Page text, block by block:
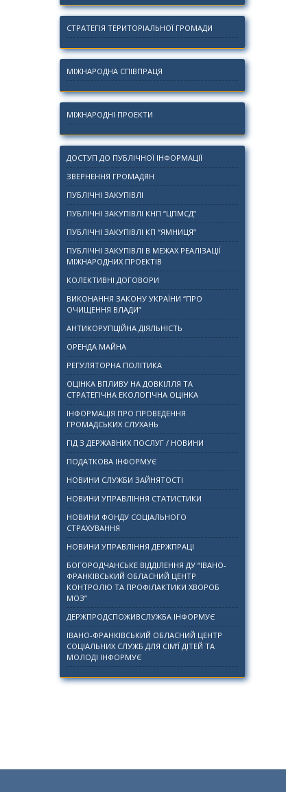
СТРАТЕГІЯ ТЕРИТОРІАЛЬНОЇ ГРОМАДИ
МІЖНАРОДНА СПІВПРАЦЯ
МІЖНАРОДНІ ПРОЕКТИ
ДОСТУП ДО ПУБЛІЧНОЇ ІНФОРМАЦІЇ
ЗВЕРНЕННЯ ГРОМАДЯН
ПУБЛІЧНІ ЗАКУПІВЛІ
ПУБЛІЧНІ ЗАКУПІВЛІ КНП “ЦПМСД”
ПУБЛІЧНІ ЗАКУПІВЛІ КП “ЯМНИЦЯ”
ПУБЛІЧНІ ЗАКУПІВЛІ В МЕЖАХ РЕАЛІЗАЦІЇ
МІЖНАРОДНИХ ПРОЕКТІВ
КОЛЕКТИВНІ ДОГОВОРИ
ВИКОНАННЯ ЗАКОНУ УКРАЇНИ “ПРО
ОЧИЩЕННЯ ВЛАДИ”
АНТИКОРУПЦІЙНА ДІЯЛЬНІСТЬ
ОРЕНДА МАЙНА
РЕГУЛЯТОРНА ПОЛІТИКА
ОЦІНКА ВПЛИВУ НА ДОВКІЛЛЯ ТА
СТРАТЕГІЧНА ЕКОЛОГІЧНА ОЦІНКА
ІНФОРМАЦІЯ ПРО ПРОВЕДЕННЯ
ГРОМАДСЬКИХ СЛУХАНЬ
ГІД З ДЕРЖАВНИХ ПОСЛУГ / НОВИНИ
ПОДАТКОВА ІНФОРМУЄ
НОВИНИ СЛУЖБИ ЗАЙНЯТОСТІ
НОВИНИ УПРАВЛІННЯ СТАТИСТИКИ
НОВИНИ ФОНДУ СОЦІАЛЬНОГО
СТРАХУВАННЯ
НОВИНИ УПРАВЛІННЯ ДЕРЖПРАЦІ
БОГОРОДЧАНСЬКЕ ВІДДІЛЕННЯ ДУ “ІВАНО-
ФРАНКІВСЬКИЙ ОБЛАСНИЙ ЦЕНТР
КОНТРОЛЮ ТА ПРОФІЛАКТИКИ ХВОРОБ
МОЗ”
ДЕРЖПРОДСПОЖИВСЛУЖБА ІНФОРМУЄ
ІВАНО-ФРАНКІВСЬКИЙ ОБЛАСНИЙ ЦЕНТР
СОЦІАЛЬНИХ СЛУЖБ ДЛЯ СІМ’Ї ДІТЕЙ ТА
МОЛОДІ ІНФОРМУЄ